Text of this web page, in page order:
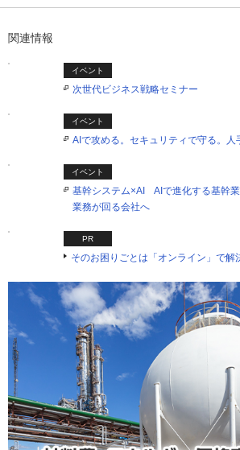
関連情報
イベント
次世代ビジネス戦略セミナー
イベント
AIで攻める。セキュリティで守る。
イベント
基幹システム×AI AIで進化する基幹
業務が回る会社へ
PR
そのお困りごとは「オンライン」で解